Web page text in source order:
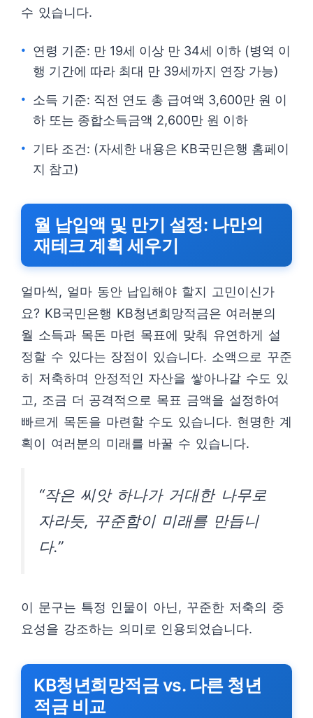
수 있습니다.
연령 기준: 만 19세 이상 만 34세 이하 (병역 이
행 기간에 따라 최대 만 39세까지 연장 가능)
소득 기준: 직전 연도 총 급여액 3,600만 원 이
하 또는 종합소득금액 2,600만 원 이하
기타 조건: (자세한 내용은 KB국민은행 홈페이
지 참고)
월 납입액 및 만기 설정: 나만의
재테크 계획 세우기
얼마씩, 얼마 동안 납입해야 할지 고민이신가
요? KB국민은행 KB청년희망적금은 여러분의
월 소득과 목돈 마련 목표에 맞춰 유연하게 설
정할 수 있다는 장점이 있습니다. 소액으로 꾸준
히 저축하며 안정적인 자산을 쌓아나갈 수도 있
고, 조금 더 공격적으로 목표 금액을 설정하여
빠르게 목돈을 마련할 수도 있습니다. 현명한 계
획이 여러분의 미래를 바꿀 수 있습니다.
“작은 씨앗 하나가 거대한 나무로
자라듯, 꾸준함이 미래를 만듭니
다.”
이 문구는 특정 인물이 아닌, 꾸준한 저축의 중
요성을 강조하는 의미로 인용되었습니다.
KB청년희망적금 vs. 다른 청년
적금 비교